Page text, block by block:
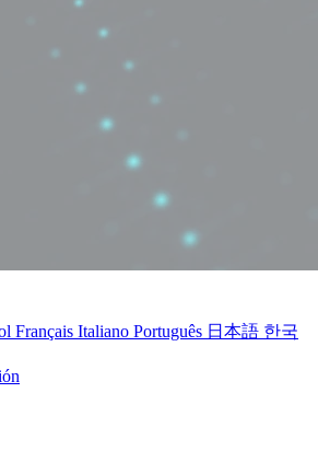
Français Italiano Português 日本語 한국